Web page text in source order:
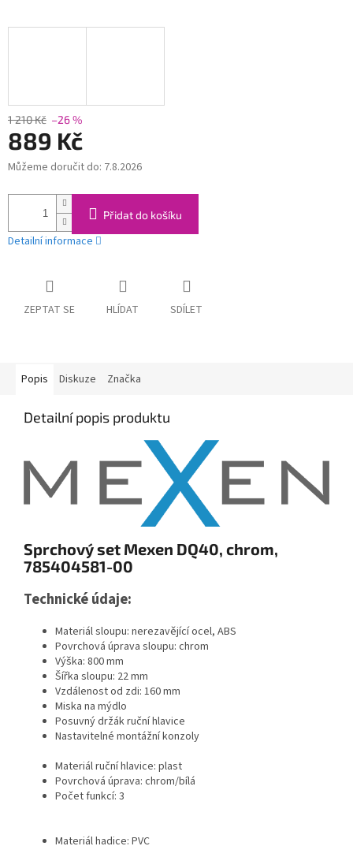
1 210 Kč –26 %
889 Kč
Měrná
Můžeme doručit do: 7.8.2026
Přidat do košíku
Detailní informace
ZEPTAT SE HLÍDAT SDÍLET
Popis Diskuze Značka
Detailní popis produktu
Sprchový set Mexen DQ40, chrom,
785404581-00
Technické údaje:
Materiál sloupu: nerezavějící ocel, ABS
Povrchová úprava sloupu: chrom
Výška: 800 mm
Šířka sloupu: 22 mm
Vzdálenost od zdi: 160 mm
Miska na mýdlo
Posuvný držák ruční hlavice
Nastavitelné montážní konzoly
Materiál ruční hlavice: plast
Povrchová úprava: chrom/bílá
Počet funkcí: 3
Materiál hadice: PVC